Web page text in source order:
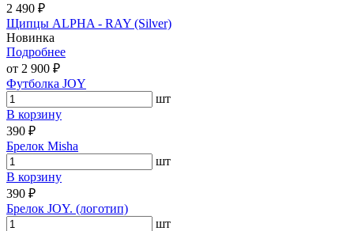
2 490 ₽
Щипцы ALPHA - RAY (Silver)
Новинка
Подробнее
от 2 900 ₽
Футболка JOY
шт
В корзину
390 ₽
Брелок Misha
шт
В корзину
390 ₽
Брелок JOY. (логотип)
шт